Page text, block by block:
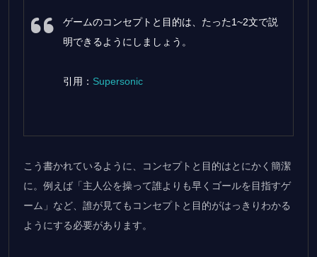
ゲームのコンセプトと目的は、たった1~2文で説
明できるようにしましょう。
引用： Supersonic
こう書かれているように、コンセプトと目的はとにかく簡潔
に。例えば「主人公を操って誰よりも早くゴールを目指すゲ
ーム」など、誰が見てもコンセプトと目的がはっきりわかる
ようにする必要があります。